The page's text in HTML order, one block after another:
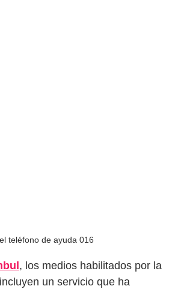
teléfono de ayuda 016
, los medios habilitados por la
un servicio que ha